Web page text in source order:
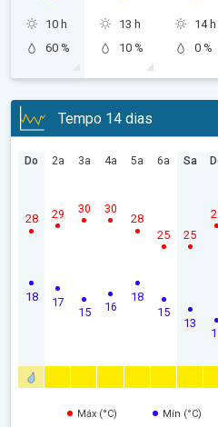
10 h
60 %
13 h
10 %
14 h
0 %
Tempo 14 dias
Do
18
28
2a
17
29
3a
15
30
4a
16
30
5a
18
28
6a
15
25
Sa
13
25
Máx (°C) Mín (°C)